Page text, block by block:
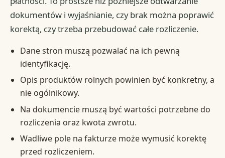
dokumentów i wyjaśnianie, czy brak można poprawić
korektą, czy trzeba przebudować całe rozliczenie.
Dane stron muszą pozwalać na ich pewną
identyfikację.
Opis produktów rolnych powinien być konkretny, a
nie ogólnikowy.
Na dokumencie muszą być wartości potrzebne do
rozliczenia oraz kwota zwrotu.
Wadliwe pole na fakturze może wymusić korektę
przed rozliczeniem.